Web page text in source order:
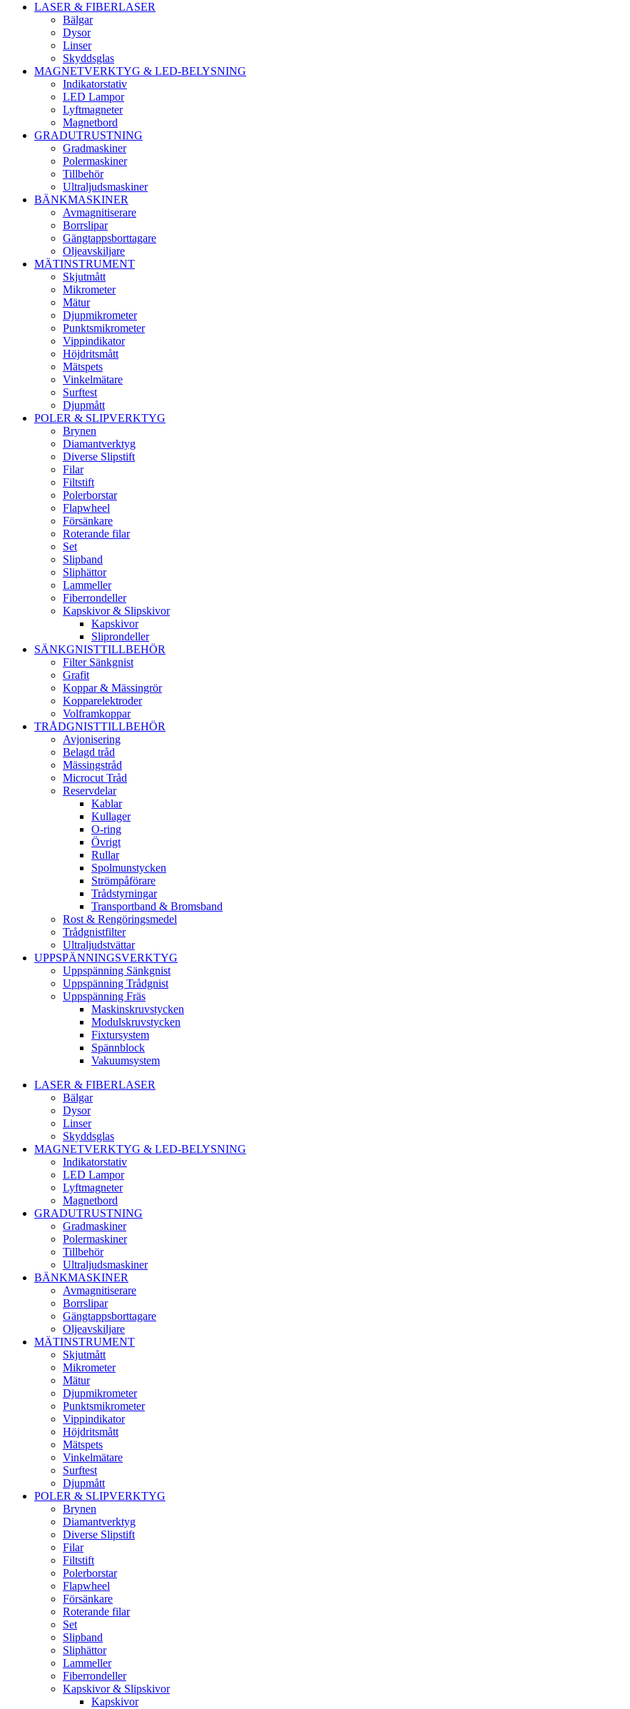
LASER & FIBERLASER
Bälgar
Dysor
Linser
Skyddsglas
MAGNETVERKTYG & LED-BELYSNING
Indikatorstativ
LED Lampor
Lyftmagneter
Magnetbord
GRADUTRUSTNING
Gradmaskiner
Polermaskiner
Tillbehör
Ultraljudsmaskiner
BÄNKMASKINER
Avmagnitiserare
Borrslipar
Gängtappsborttagare
Oljeavskiljare
MÄTINSTRUMENT
Skjutmått
Mikrometer
Mätur
Djupmikrometer
Punktsmikrometer
Vippindikator
Höjdritsmått
Mätspets
Vinkelmätare
Surftest
Djupmått
POLER & SLIPVERKTYG
Brynen
Diamantverktyg
Diverse Slipstift
Filar
Filtstift
Polerborstar
Flapwheel
Försänkare
Roterande filar
Set
Slipband
Sliphättor
Lammeller
Fiberrondeller
Kapskivor & Slipskivor
Kapskivor
Sliprondeller
SÄNKGNISTTILLBEHÖR
Filter Sänkgnist
Grafit
Koppar & Mässingrör
Kopparelektroder
Volframkoppar
TRÅDGNISTTILLBEHÖR
Avjonisering
Belagd tråd
Mässingstråd
Microcut Tråd
Reservdelar
Kablar
Kullager
O-ring
Övrigt
Rullar
Spolmunstycken
Strömpåförare
Trådstyrningar
Transportband & Bromsband
Rost & Rengöringsmedel
Trådgnistfilter
Ultraljudstvättar
UPPSPÄNNINGSVERKTYG
Uppspänning Sänkgnist
Uppspänning Trådgnist
Uppspänning Fräs
Maskinskruvstycken
Modulskruvstycken
Fixtursystem
Spännblock
Vakuumsystem
LASER & FIBERLASER
Bälgar
Dysor
Linser
Skyddsglas
MAGNETVERKTYG & LED-BELYSNING
Indikatorstativ
LED Lampor
Lyftmagneter
Magnetbord
GRADUTRUSTNING
Gradmaskiner
Polermaskiner
Tillbehör
Ultraljudsmaskiner
BÄNKMASKINER
Avmagnitiserare
Borrslipar
Gängtappsborttagare
Oljeavskiljare
MÄTINSTRUMENT
Skjutmått
Mikrometer
Mätur
Djupmikrometer
Punktsmikrometer
Vippindikator
Höjdritsmått
Mätspets
Vinkelmätare
Surftest
Djupmått
POLER & SLIPVERKTYG
Brynen
Diamantverktyg
Diverse Slipstift
Filar
Filtstift
Polerborstar
Flapwheel
Försänkare
Roterande filar
Set
Slipband
Sliphättor
Lammeller
Fiberrondeller
Kapskivor & Slipskivor
Kapskivor